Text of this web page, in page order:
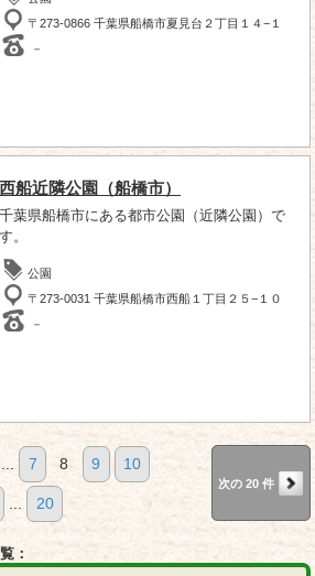
〒273-0866 千葉県船橋市夏見台２丁目１４−１
－
西船近隣公園（船橋市）
千葉県船橋市にある都市公園（近隣公園）で
す。
公園
〒273-0031 千葉県船橋市西船１丁目２５−１０
－
7 8 9 10
20
次の 20 件
：